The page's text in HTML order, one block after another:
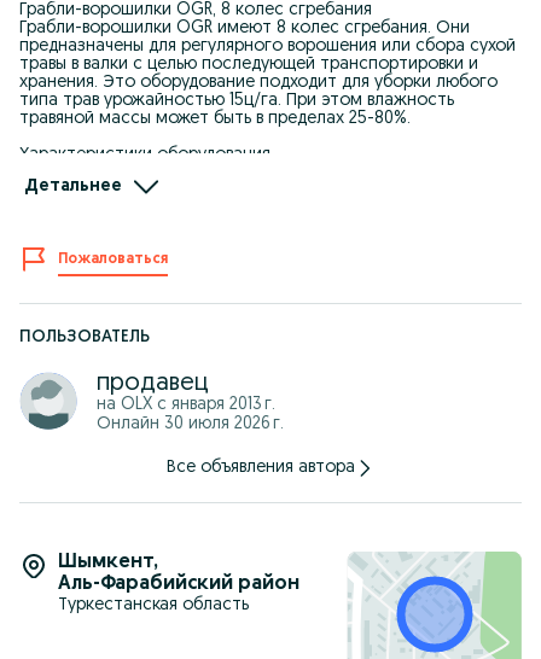
Грабли-ворошилки OGR, 8 колес сгребания
Грабли-ворошилки OGR имеют 8 колес сгребания. Они
предназначены для регулярного ворошения или сбора сухой
травы в валки с целью последующей транспортировки и
хранения. Это оборудование подходит для уборки любого
типа трав урожайностью 15ц/га. При этом влажность
травяной массы может быть в пределах 25-80%.
Характеристики оборудования
ворошилки можно использовать на трудных грунтах или
стало применение в ступицах закрытых шариковых
подшипников. В процессе эксплуатации устройства их не
нужно регулировать или смазывать.
«солнышко», и относятся они к категории колесно-
отечественного и зарубежного производства мощностью
свыше 24 л.с. Навесной агрегат фиксируется за счет
стандартного трехточечного крепления.
покрыты краской методом порошкового окрашивания. Это
делает их устойчивыми к коррозии и механическим
повреждениям. Подпружиненные зубья изготовлены из
Детальнее
Пожаловаться
ПОЛЬЗОВАТЕЛЬ
продавец
на OLX с января 2013 г.
Онлайн 30 июля 2026 г.
Все объявления автора
Шымкент,
Аль-Фарабийский район
Туркестанская область